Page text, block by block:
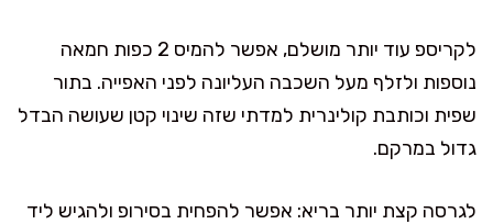
לקריספ עוד יותר מושלם, אפשר להמיס 2 כפות חמאה
נוספות ולזלף מעל השכבה העליונה לפני האפייה. בתור
שפית וכותבת קולינרית למדתי שזה שינוי קטן שעושה הבדל
גדול במרקם.
לגרסה קצת יותר בריא: אפשר להפחית בסירופ ולהגיש ליד